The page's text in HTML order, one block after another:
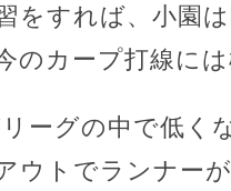
をすれば、小園
のカープ打線には
ーグの中で低く
ウトでランナー